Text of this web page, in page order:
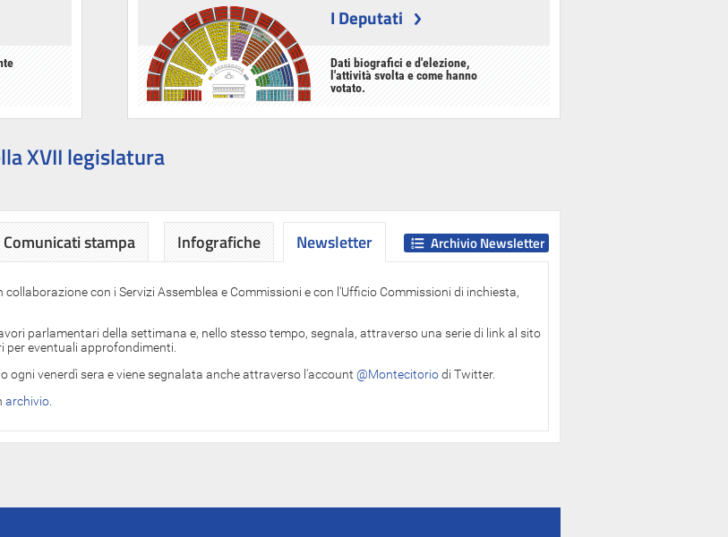
I Deputati
Dati biografici e d'elezione,
l'attività svolta e come hanno
votato.
XVII legislatura
Comunicati stampa Infografiche Newsletter
Newsletter
con i Servizi Assemblea e Commissioni e con l'Ufficio Commissioni di inchiesta,
parlamentari della settimana e, nello stesso tempo, segnala, attraverso una serie di link al sito
per eventuali approfondimenti.
ogni venerdì sera e viene segnalata anche attraverso l'account @Montecitoriodi Twitter.
archivio
Archivio Newsletter